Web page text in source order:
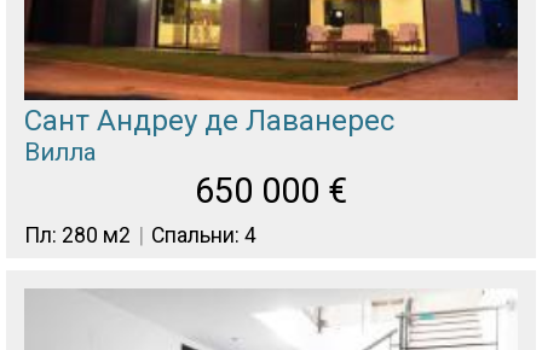
Сант Андреу де Лаванерес
Вилла
650 000 €
Пл: 280 м2 Спальни: 4